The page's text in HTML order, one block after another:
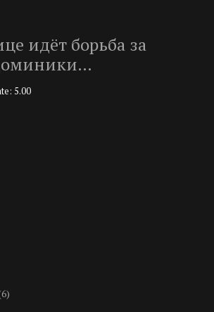
идёт борьба за
5.00